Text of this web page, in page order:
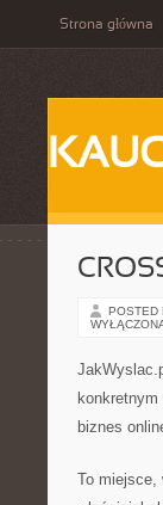
Strona główna
POSTED
biznes
To miejsce,